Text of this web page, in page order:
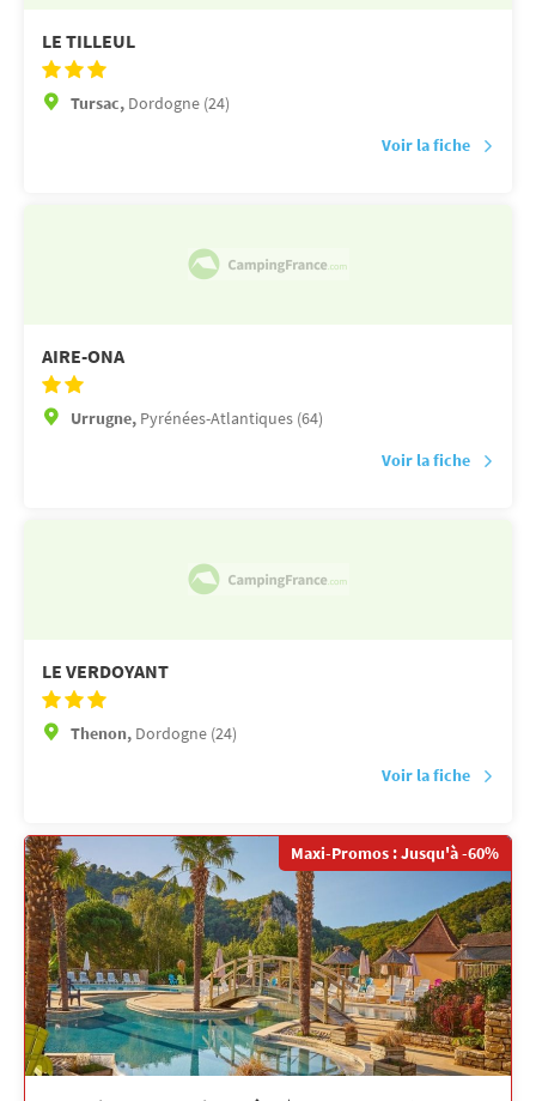
LE TILLEUL
Tursac, Dordogne (24)
Voir la fiche
AIRE-ONA
Urrugne, Pyrénées-Atlantiques (64)
Voir la fiche
LE VERDOYANT
Thenon, Dordogne (24)
Voir la fiche
Maxi-Promos : Jusqu'à -60%